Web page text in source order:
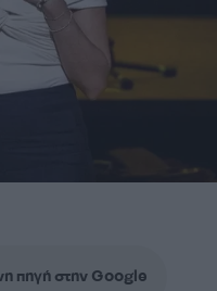
πηγή στην Google